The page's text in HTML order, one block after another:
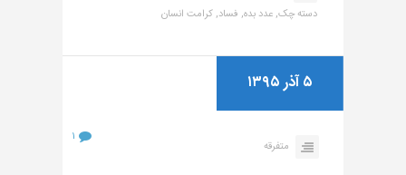
دسته چک,عدد بده, فساد,کرامت انسان
۵ آذر ۱۳۹۵
متفرقه
۱